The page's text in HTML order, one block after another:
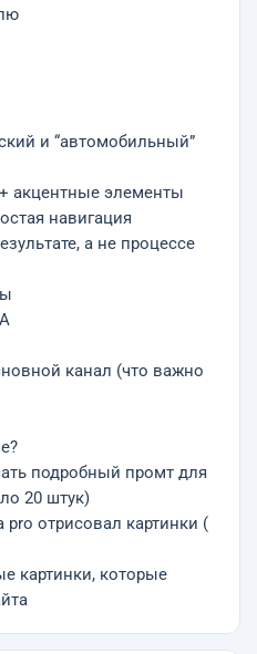
и “автомобильный”
акцентные элементы
навигация
а не процессе
канал (что важно
подробный промт для
20 штук)
pro отрисовал картинки (
картинки, которые